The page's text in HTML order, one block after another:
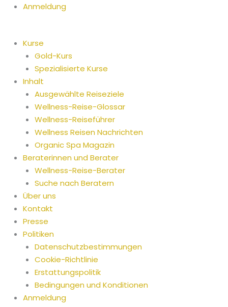
Anmeldung
Kurse
Gold-Kurs
Spezialisierte Kurse
Inhalt
Ausgewählte Reiseziele
Wellness-Reise-Glossar
Wellness-Reiseführer
Wellness Reisen Nachrichten
Organic Spa Magazin
Beraterinnen und Berater
Wellness-Reise-Berater
Suche nach Beratern
Über uns
Kontakt
Presse
Politiken
Datenschutzbestimmungen
Cookie-Richtlinie
Erstattungspolitik
Bedingungen und Konditionen
Anmeldung